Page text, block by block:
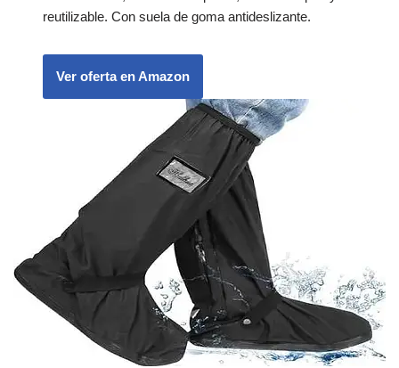
reutilizable. Con suela de goma antideslizante.
Ver oferta en Amazon